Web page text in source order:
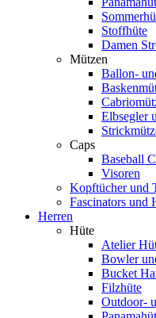
Stoffhüte
Damen
Mützen
Ballon-
Elbsegler
Caps
Baseball
Visoren
Kopftücher und
Fascinators und
Herren
Hüte
Atelier
Bowler
Bucket
Filzhüte
Outdoor-